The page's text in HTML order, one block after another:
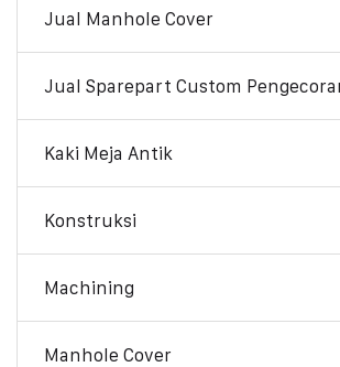
Jual Manhole Cover
Jual Sparepart Custom
Kaki Meja Antik
Konstruksi
Machining
Manhole Cover